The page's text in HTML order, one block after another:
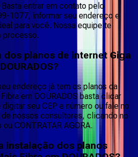
entrar em contato pelo
1077, informar seu endereço e
para você. Nossa equipe te
processo.
dos planos de internet Giga
endereço já tem os planos da
em DOURADOS basta clicar
digitar seu CEP e número ou fale no
nossos consultores, clicando no
CONTRATAR AGORA.
instalação dos planos